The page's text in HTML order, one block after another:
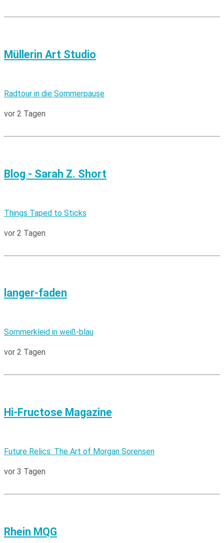
Müllerin Art Studio
Radtour in die Sommerpause
vor 2 Tagen
Blog - Sarah Z. Short
Things Taped to Sticks
vor 2 Tagen
langer-faden
Sommerkleid in weiß-blau
vor 2 Tagen
Hi-Fructose Magazine
Future Relics: The Art of Morgan Sorensen
vor 3 Tagen
Rhein MQG